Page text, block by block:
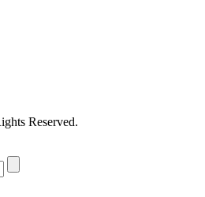
Reserved.